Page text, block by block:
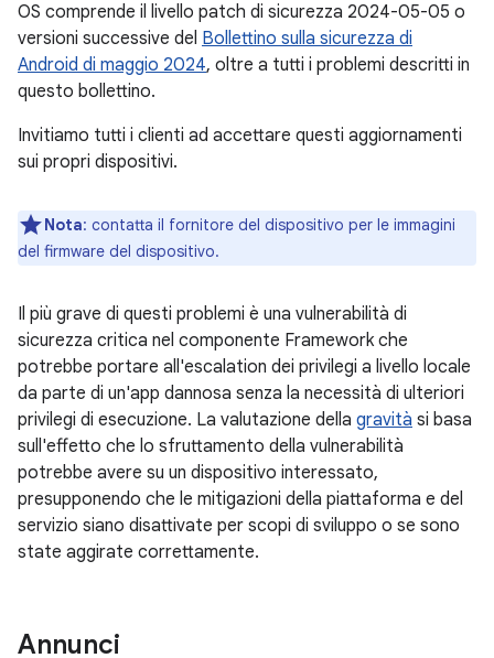
OS comprende il livello patch di sicurezza 2024-05-05 o
versioni successive del Bollettino sulla sicurezza di
Android di maggio 2024, oltre a tutti i problemi descritti in
questo bollettino.
Invitiamo tutti i clienti ad accettare questi aggiornamenti
sui propri dispositivi.
Nota: contatta il fornitore del dispositivo per le immagini
del firmware del dispositivo.
Il più grave di questi problemi è una vulnerabilità di
sicurezza critica nel componente Framework che
potrebbe portare all'escalation dei privilegi a livello locale
da parte di un'app dannosa senza la necessità di ulteriori
privilegi di esecuzione. La valutazione della gravità si basa
sull'effetto che lo sfruttamento della vulnerabilità
potrebbe avere su un dispositivo interessato,
presupponendo che le mitigazioni della piattaforma e del
servizio siano disattivate per scopi di sviluppo o se sono
state aggirate correttamente.
Annunci